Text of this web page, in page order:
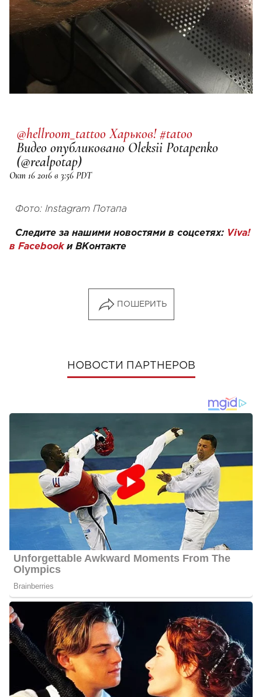
@hellroom_tattoo Харьков! #tatoo
Видео опубликовано Oleksii Potapenko
(@realpotap)
Окт 16 2016 в 3:56 PDT
Фото: Instagram Потапа
Следите за нашими новостями в соцсетях: Viva!
в Facebookи ВКонтакте
ПОШЕРИТЬ
НОВОСТИ ПАРТНЕРОВ